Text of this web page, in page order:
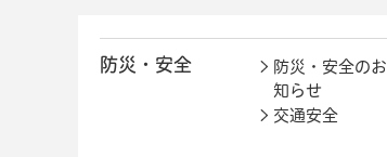
防災・安全
防災・安全のお
知らせ
交通安全